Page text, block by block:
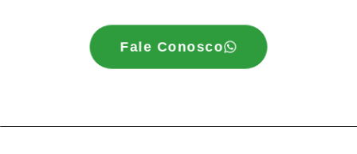
Fale Conosco